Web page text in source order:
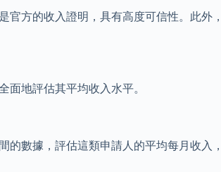
方的收入證明，具有高度可信性。此外
面地評估其平均收入水平。
數據，評估這類申請人的平均每月收入